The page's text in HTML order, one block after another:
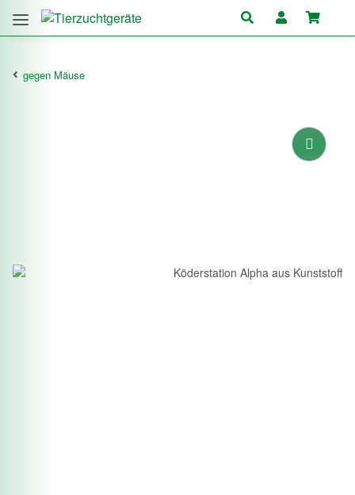
gegen Mäuse